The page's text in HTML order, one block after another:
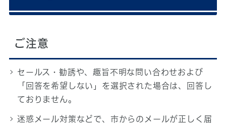
ご注意
セールス・勧誘や、趣旨不明な問い合わせおよび
「回答を希望しない」を選択された場合は、回答し
ておりません。
迷惑メール対策などで、市からのメールが正しく届